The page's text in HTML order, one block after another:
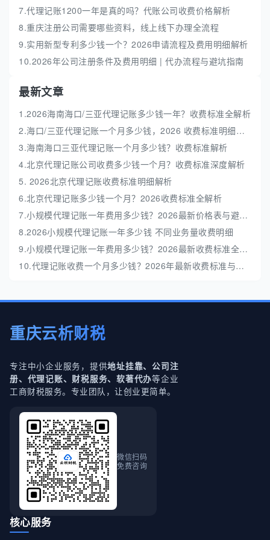
7.代理记账1200一年是真的吗？代账公司收费价格解析
8.重庆注册公司需要哪些资料，线上线下办理全流程
9.实用新型专利多少钱一个？2026申请流程及费用明细解析
10.2026年公司注册条件及费用明细 | 代办流程与避坑指南
最新文章
1.2026海南海口/三亚代理记账多少钱一年？收费标准全解析
2.海口/三亚代理记账一个月多少钱，2026 收费标准明细解析
3.海南海口三亚代理记账一个月多少钱？收费标准解析
4.北京代理记账公司收费多少钱一个月？收费标准深度解析
5. 2026北京代理记账收费标准明细解析
6.北京代理记账多少钱一个月？2026收费标准全解析
7.小规模代理记账一年费用多少钱？2026最新价格表与避坑指南
8.2026小规模代理记账一年多少钱 不同业务量收费明细
9.小规模代理记账一年费用多少钱？2026最新收费标准全解析
10.代理记账收费一个月多少钱？2026年最新收费标准与避坑指南
重庆云析财税
专注中小企业服务，提供地址挂靠、公司注
册、代理记账、财税服务、软著代办等企业
工商财税服务。专业团队，让创业更简单。
微信扫码
免费咨询
核心服务